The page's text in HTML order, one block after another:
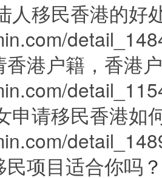
人移民香港的好
香港户籍，香港
申请移民香港如
民项目适合你吗 ？